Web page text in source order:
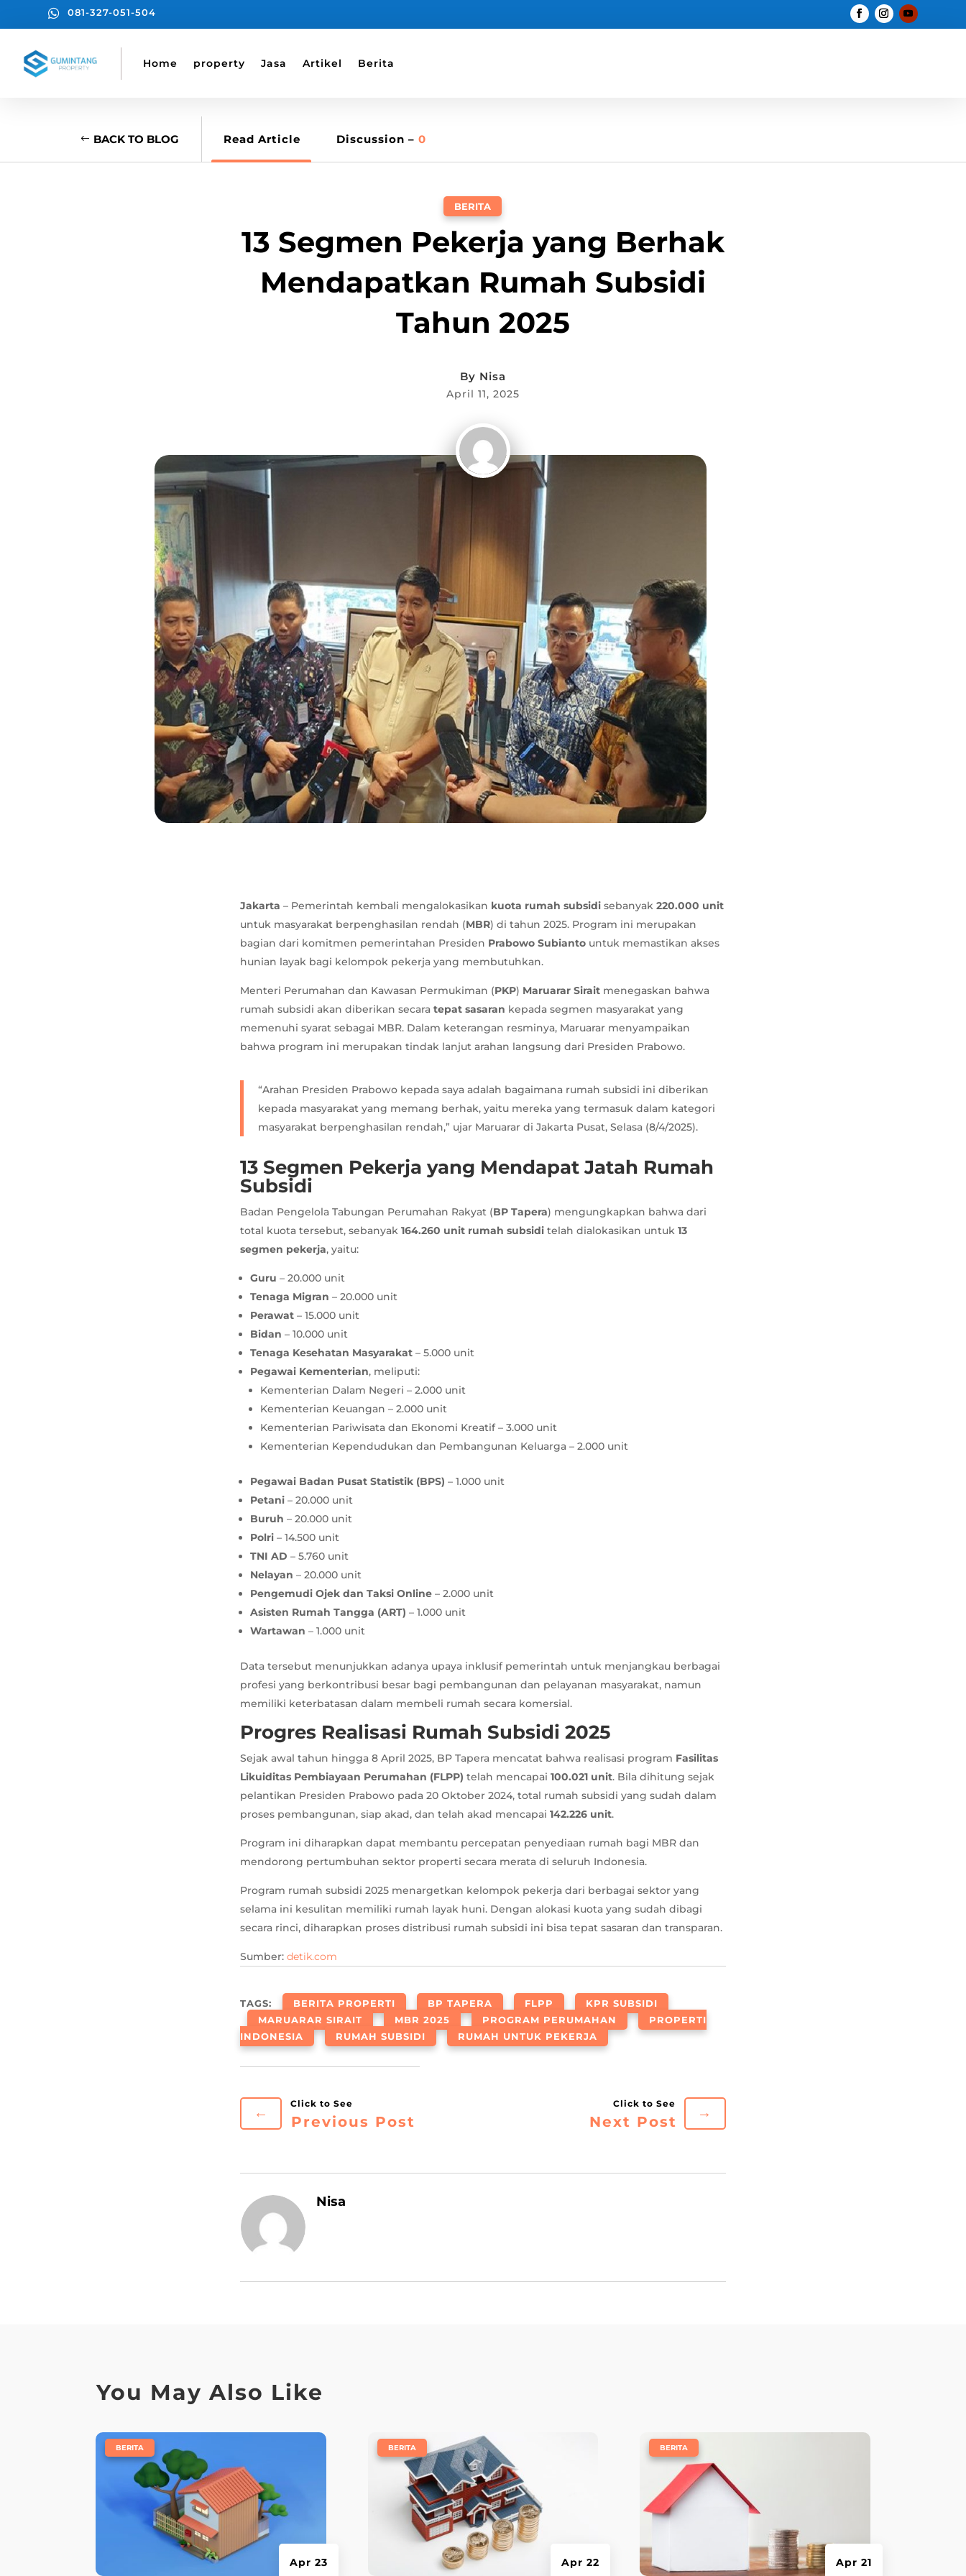
 081-327-051-504
Home property Jasa Artikel Berita
BACK TO BLOG Read Article Discussion – 0
BERITA
13 Segmen Pekerja yang Berhak
Mendapatkan Rumah Subsidi
Tahun 2025
By Nisa
April 11, 2025
Jakarta – Pemerintah kembali mengalokasikan kuota rumah subsidi sebanyak220.000 unit
untuk masyarakat berpenghasilan rendah (MBR) di tahun 2025. Program ini merupakan
bagian dari komitmen pemerintahan Presiden Prabowo Subianto untuk memastikan akses
hunian layak bagi kelompok pekerja yang membutuhkan.
Menteri Perumahan dan Kawasan Permukiman (PKP) Maruarar Sirait menegaskan bahwa
rumah subsidi akan diberikan secaratepat sasaran kepada segmen masyarakat yang
memenuhi syarat sebagai MBR. Dalam keterangan resminya, Maruarar menyampaikan
bahwa program ini merupakan tindak lanjut arahan langsung dari Presiden Prabowo.
“Arahan Presiden Prabowo kepada saya adalah bagaimana rumah subsidi ini diberikan
kepada masyarakat yang memang berhak, yaitu mereka yang termasuk dalam kategori
masyarakat berpenghasilan rendah,” ujar Maruarar di Jakarta Pusat, Selasa (8/4/2025).
13 Segmen Pekerja yang Mendapat Jatah Rumah
Subsidi
Badan Pengelola Tabungan Perumahan Rakyat (BP Tapera) mengungkapkan bahwa dari
total kuota tersebut, sebanyak164.260 unit rumah subsidi telah dialokasikan untuk13
segmen pekerja, yaitu:
Guru – 20.000 unit
Tenaga Migran – 20.000 unit
Perawat – 15.000 unit
Bidan – 10.000 unit
Tenaga Kesehatan Masyarakat – 5.000 unit
Pegawai Kementerian, meliputi:
Kementerian Dalam Negeri – 2.000 unit
Kementerian Keuangan – 2.000 unit
Kementerian Pariwisata dan Ekonomi Kreatif – 3.000 unit
Kementerian Kependudukan dan Pembangunan Keluarga – 2.000 unit
Pegawai Badan Pusat Statistik (BPS) – 1.000 unit
Petani – 20.000 unit
Buruh – 20.000 unit
Polri – 14.500 unit
TNI AD – 5.760 unit
Nelayan – 20.000 unit
Pengemudi Ojek dan Taksi Online – 2.000 unit
Asisten Rumah Tangga (ART) – 1.000 unit
Wartawan – 1.000 unit
Data tersebut menunjukkan adanya upaya inklusif pemerintah untuk menjangkau berbagai
profesi yang berkontribusi besar bagi pembangunan dan pelayanan masyarakat, namun
memiliki keterbatasan dalam membeli rumah secara komersial.
Progres Realisasi Rumah Subsidi 2025
Sejak awal tahun hingga 8 April 2025, BP Tapera mencatat bahwa realisasi program Fasilitas
Likuiditas Pembiayaan Perumahan (FLPP) telah mencapai100.021 unit. Bila dihitung sejak
pelantikan Presiden Prabowo pada 20 Oktober 2024, total rumah subsidi yang sudah dalam
proses pembangunan, siap akad, dan telah akad mencapai142.226 unit.
Program ini diharapkan dapat membantu percepatan penyediaan rumah bagi MBR dan
mendorong pertumbuhan sektor properti secara merata di seluruh Indonesia.
Program rumah subsidi 2025 menargetkan kelompok pekerja dari berbagai sektor yang
selama ini kesulitan memiliki rumah layak huni. Dengan alokasi kuota yang sudah dibagi
secara rinci, diharapkan proses distribusi rumah subsidi ini bisa tepat sasaran dan transparan.
Sumber:detik.com
TAGS: BERITA PROPERTI BP TAPERA FLPP
KPR SUBSIDI
MARUARAR SIRAIT
MBR 2025 PROGRAM PERUMAHAN
PROPERTI
INDONESIA
RUMAH SUBSIDI RUMAH UNTUK PEKERJA
←
Previous Post Next Post
→
Nisa
You May Also Like
Apr 23
BERITA
Apr 22
BERITA
Apr 21
BERITA